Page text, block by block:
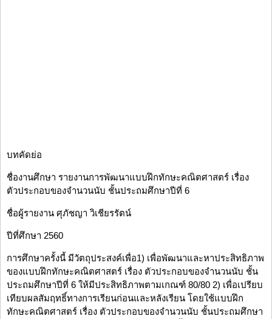
บทคัดย่อ
ชื่องานศึกษา รายงานการพัฒนาแบบฝึกทักษะคณิตศาสตร์ เรื่อง
ตัวประกอบของจำนวนนับ ชั้นประถมศึกษาปีที่ 6
ชื่อผู้รายงาน ศุภัชญา วิเชียรรัตน์
ปีที่ศึกษา 2560
การศึกษาครั้งนี้ มีวัตถุประสงค์เพื่อ1) เพื่อพัฒนาและหาประสิทธิภาพ
ของแบบฝึกทักษะคณิตศาสตร์ เรื่อง ตัวประกอบของจำนวนนับ ชั้น
ประถมศึกษาปีที่ 6 ให้มีประสิทธิภาพตามเกณฑ์ 80/80 2) เพื่อเปรียบ
เทียบผลสัมฤทธิ์ทางการเรียนก่อนและหลังเรียน โดยใช้แบบฝึก
ทักษะคณิตศาสตร์ เรื่อง ตัวประกอบของจำนวนนับ ชั้นประถมศึกษา